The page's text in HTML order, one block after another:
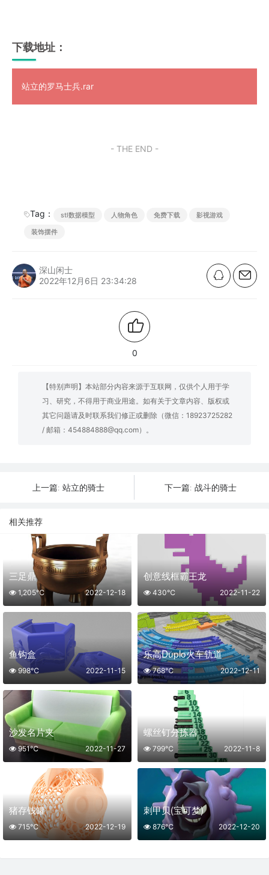
下载地址：
站立的罗马士兵.rar
- THE END -
Tag： stl数据模型 人物角色 免费下载
影视游戏
装饰摆件
深山闲士
2022年12月6日 23:34:28
0
【特别声明】本站部分内容来源于互联网，仅供个人用于学
习、研究，不得用于商业用途。如有关于文章内容、版权或
其它问题请及时联系我们修正或删除（微信：18923725282
/ 邮箱：454884888@qq.com）。
上一篇: 站立的骑士 下一篇: 战斗的骑士
相关推荐
三足鼎
2022-12-18
1,205℃
创意线框霸王龙
2022-11-22
430℃
鱼钩盒
2022-11-15
998℃
乐高Duplo火车轨道
2022-12-11
768℃
沙发名片夹
2022-11-27
951℃
螺丝钉分拣器
2022-11-8
799℃
猪存钱罐
2022-12-19
715℃
刺甲贝(宝可梦)
2022-12-20
876℃